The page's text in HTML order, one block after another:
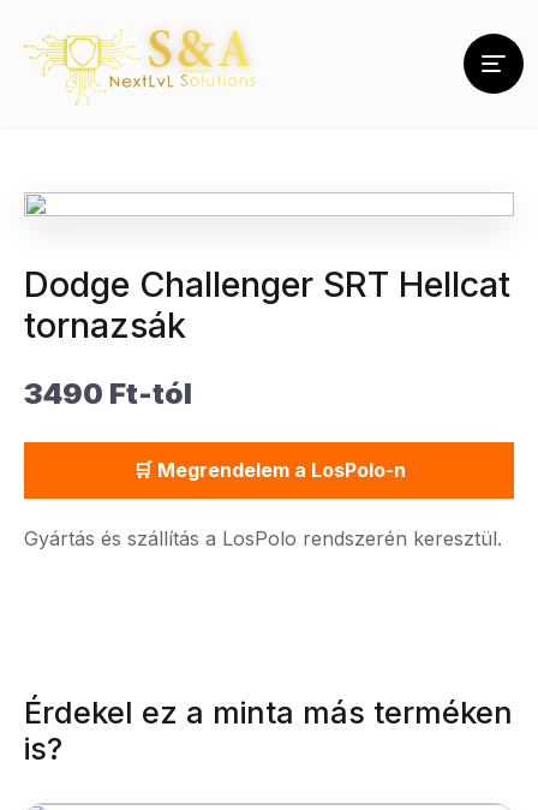
Dodge Challenger SRT Hellcat
tornazsák
3490 Ft-tól
🛒 Megrendelem a LosPolo-n
Gyártás és szállítás a LosPolo rendszerén keresztül.
Érdekel ez a minta más terméken
is?